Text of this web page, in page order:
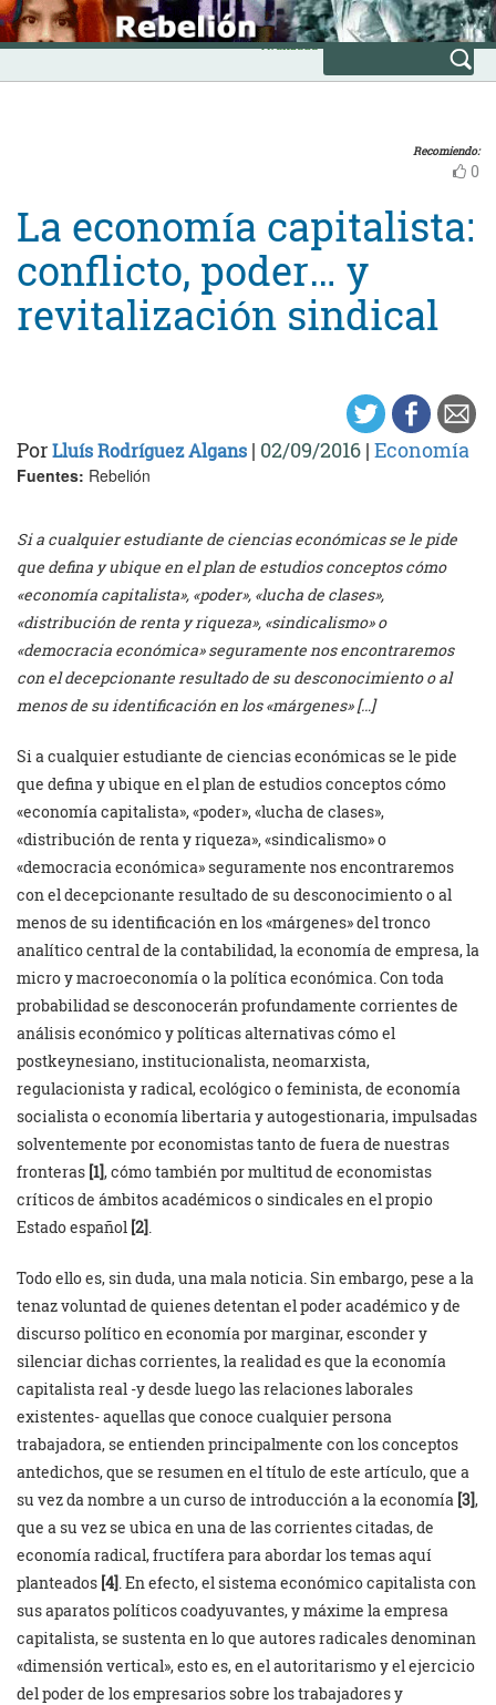
Skip
to
content
INICIO
Avanzada
Recomiendo:
0
La economía capitalista:
conflicto, poder… y
revitalización sindical
PorLluís Rodríguez Algans | 02/09/2016 | Economía
Fuentes: Rebelión
Si a cualquier estudiante de ciencias económicas se le pide
que defina y ubique en el plan de estudios conceptos cómo
«economía capitalista», «poder», «lucha de clases»,
«distribución de renta y riqueza», «sindicalismo» o
«democracia económica» seguramente nos encontraremos
con el decepcionante resultado de su desconocimiento o al
menos de su identificación en los «márgenes» […]
Si a cualquier estudiante de ciencias económicas se le pide
que defina y ubique en el plan de estudios conceptos cómo
«economía capitalista», «poder», «lucha de clases»,
«distribución de renta y riqueza», «sindicalismo» o
«democracia económica» seguramente nos encontraremos
con el decepcionante resultado de su desconocimiento o al
menos de su identificación en los «márgenes» del tronco
analítico central de la contabilidad, la economía de empresa, la
micro y macroeconomía o la política económica. Con toda
probabilidad se desconocerán profundamente corrientes de
análisis económico y políticas alternativas cómo el
postkeynesiano, institucionalista, neomarxista,
regulacionista y radical, ecológico o feminista, de economía
socialista o economía libertaria y autogestionaria, impulsadas
solventemente por economistas tanto de fuera de nuestras
fronteras [1], cómo también por multitud de economistas
críticos de ámbitos académicos o sindicales en el propio
Estado español [2].
Todo ello es, sin duda, una mala noticia. Sin embargo, pese a la
tenaz voluntad de quienes detentan el poder académico y de
discurso político en economía por marginar, esconder y
silenciar dichas corrientes, la realidad es que la economía
capitalista real -y desde luego las relaciones laborales
existentes- aquellas que conoce cualquier persona
trabajadora, se entienden principalmente con los conceptos
antedichos, que se resumen en el título de este artículo, que a
su vez da nombre a un curso de introducción a la economía [3],
que a su vez se ubica en una de las corrientes citadas, de
economía radical, fructífera para abordar los temas aquí
planteados [4]. En efecto, el sistema económico capitalista con
sus aparatos políticos coadyuvantes, y máxime la empresa
capitalista, se sustenta en lo que autores radicales denominan
«dimensión vertical», esto es, en el autoritarismo y el ejercicio
del poder de los empresarios sobre los trabajadores y